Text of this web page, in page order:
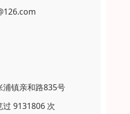
镇亲和路835号
9131806 次